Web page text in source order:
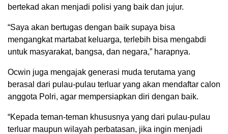
bertekad akan menjadi polisi yang baik dan jujur.
“Saya akan bertugas dengan baik supaya bisa
mengangkat martabat keluarga, terlebih bisa mengabdi
untuk masyarakat, bangsa, dan negara,” harapnya.
Ocwin juga mengajak generasi muda terutama yang
berasal dari pulau-pulau terluar yang akan mendaftar calon
anggota Polri, agar mempersiapkan diri dengan baik.
“Kepada teman-teman khususnya yang dari pulau-pulau
terluar maupun wilayah perbatasan, jika ingin menjadi